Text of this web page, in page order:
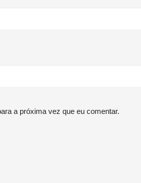
a próxima vez que eu comentar.